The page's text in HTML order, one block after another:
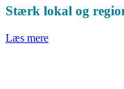
Stærk lokal og
Læs mere